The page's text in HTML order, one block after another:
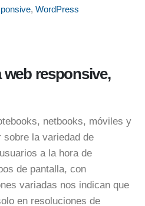
,WordPress
web responsive,
netbooks, móviles y
la variedad de
a la hora de
de pantalla, con
variadas nos indican que
en resoluciones de